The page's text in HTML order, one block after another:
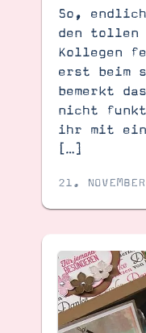
So,
den tollen
Kollegen
erst beim
bemerkt
nicht
ihr mit
[…]
21.